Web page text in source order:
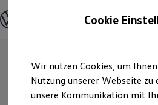
Hauptinhalt
springen
Footer
springen
Modelle und Konfigurator
Konfigurator
Modelle vergleichen
Elektroautos
ENERGY Sondermodelle
Nutzfahrzeuge
SUV und CUV
24Modelle
Cookie
Wir nutzen Cookies, um
Nutzung unserer Webseite zu
unsere Kommunikation mit